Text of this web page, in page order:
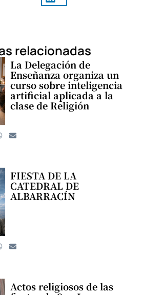
relacionadas
La Delegación de
Enseñanza organiza un
curso sobre inteligencia
artificial aplicada a la
clase de Religión
FIESTA DE LA
CATEDRAL DE
ALBARRACÍN
Actos religiosos de las